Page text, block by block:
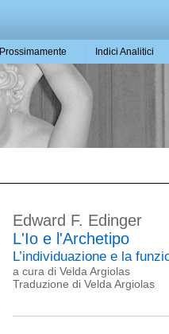
Prossimamente Indici Analitici
Edward F. Edinger
L'Io e l'Archetipo
L’individuazione e la
a cura di Velda Argiolas
Traduzione di Velda Argiolas